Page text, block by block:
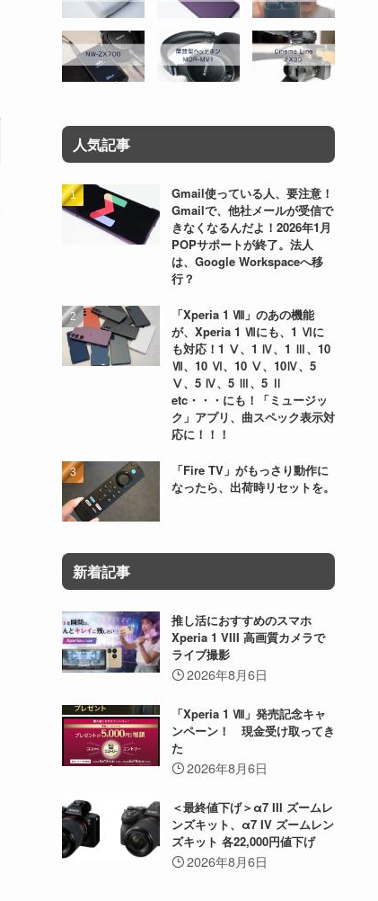
人気記事
Gmail使っている人、要注意！
Gmailで、他社メールが受信で
きなくなるんだよ！2026年1月
POPサポートが終了。法人
は、Google Workspaceへ移
行？
「Xperia 1 Ⅷ」のあの機能
が、Xperia 1 Ⅶにも、1 Ⅵに
も対応！1 Ⅴ、1 Ⅳ、1 Ⅲ、10
Ⅶ、10 Ⅵ、10 Ⅴ、10Ⅳ、5
Ⅴ、5 Ⅳ、5 Ⅲ、5 Ⅱ
etc・・・にも！「ミュージッ
ク」アプリ、曲スペック表示対
応に！！！
「Fire TV」がもっさり動作に
なったら、出荷時リセットを。
新着記事
推し活におすすめのスマホ
Xperia 1 VIII 高画質カメラで
ライブ撮影
2026年8月6日
「Xperia 1 Ⅷ」発売記念キャ
ンペーン！ 現金受け取ってき
た
2026年8月6日
＜最終値下げ＞α7 III ズームレ
ンズキット、α7 IV ズームレン
ズキット 各22,000円値下げ
2026年8月6日